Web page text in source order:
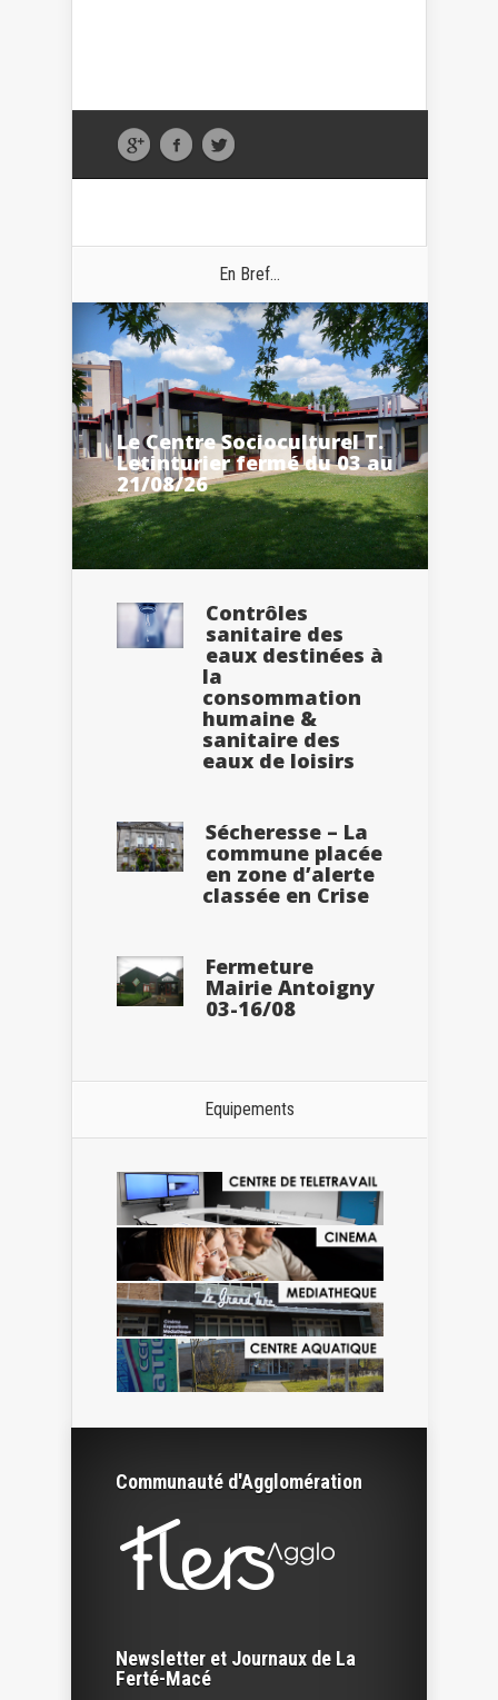
En Bref...
Le Centre Socioculturel T.
Letinturier fermé du 03 au
21/08/26
Contrôles
sanitaire des
eaux destinées à
la
consommation
humaine &
sanitaire des
eaux de loisirs
Sécheresse – La
commune placée
en zone d’alerte
classée en Crise
Fermeture
Mairie Antoigny
03-16/08
Equipements
Communauté d'Agglomération
Newsletter et Journaux de La
Ferté-Macé